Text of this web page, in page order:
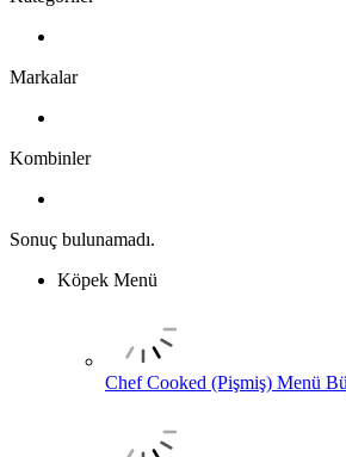
Markalar
Kombinler
Sonuç bulunamadı.
Köpek Menü
Chef Cooked (Pişmiş) Menü